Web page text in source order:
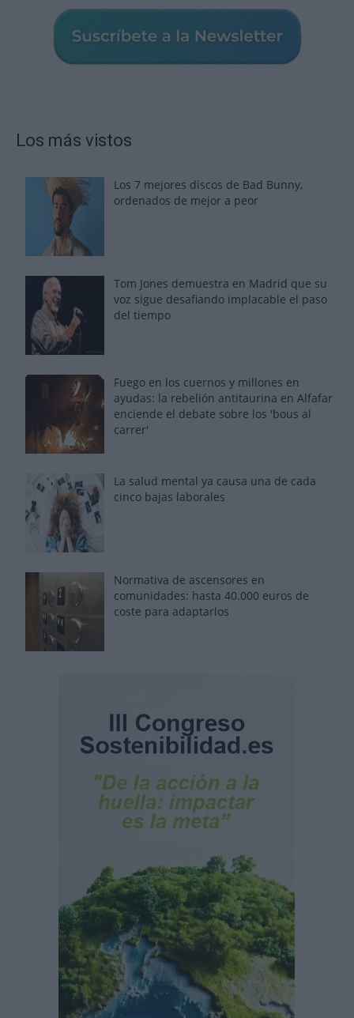
Los más vistos
Los 7 mejores discos de Bad Bunny,
ordenados de mejor a peor
Tom Jones demuestra en Madrid que su
voz sigue desafiando implacable el paso
del tiempo
Fuego en los cuernos y millones en
ayudas: la rebelión antitaurina en Alfafar
enciende el debate sobre los 'bous al
carrer'
La salud mental ya causa una de cada
cinco bajas laborales
Normativa de ascensores en
comunidades: hasta 40.000 euros de
coste para adaptarlos